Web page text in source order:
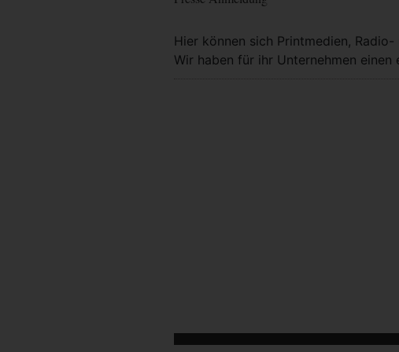
Hier können sich Printmedien,
Wir haben für ihr Unternehmen